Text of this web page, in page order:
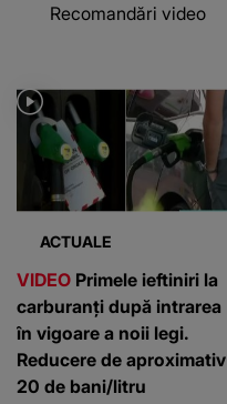
Recomandări video
ACTUALE
VIDEO Primele ieftiniri la
carburanți după intrarea
în vigoare a noii legi.
Reducere de aproximativ
20 de bani/litru